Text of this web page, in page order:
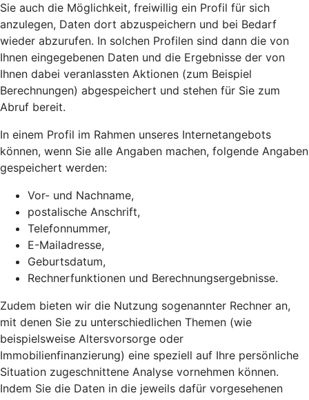
Sie auch die Möglichkeit, freiwillig ein Profil für sich
anzulegen, Daten dort abzuspeichern und bei Bedarf
wieder abzurufen. In solchen Profilen sind dann die von
Ihnen eingegebenen Daten und die Ergebnisse der von
Ihnen dabei veranlassten Aktionen (zum Beispiel
Berechnungen) abgespeichert und stehen für Sie zum
Abruf bereit.
In einem Profil im Rahmen unseres Internetangebots
können, wenn Sie alle Angaben machen, folgende Angaben
gespeichert werden:
Vor- und Nachname,
postalische Anschrift,
Telefonnummer,
E-Mailadresse,
Geburtsdatum,
Rechnerfunktionen und Berechnungsergebnisse.
Zudem bieten wir die Nutzung sogenannter Rechner an,
mit denen Sie zu unterschiedlichen Themen (wie
beispielsweise Altersvorsorge oder
Immobilienfinanzierung) eine speziell auf Ihre persönliche
Situation zugeschnittene Analyse vornehmen können.
Indem Sie die Daten in die jeweils dafür vorgesehenen